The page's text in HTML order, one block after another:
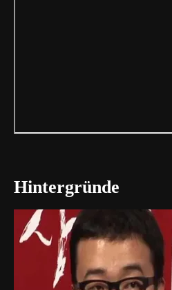
Hintergründe